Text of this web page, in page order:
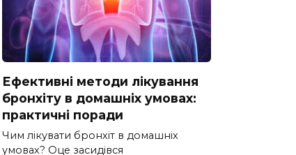
Ефективні методи лікування
бронхіту в домашніх умовах:
практичні поради
Чим лікувати бронхіт в домашніх
умовах? Оце засидівся